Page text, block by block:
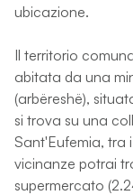
ubicazione.
Il territorio
abitata da una
(arbëreshë),
si trova su una
Sant'Eufemia, tra
vicinanze potrai
supermercato